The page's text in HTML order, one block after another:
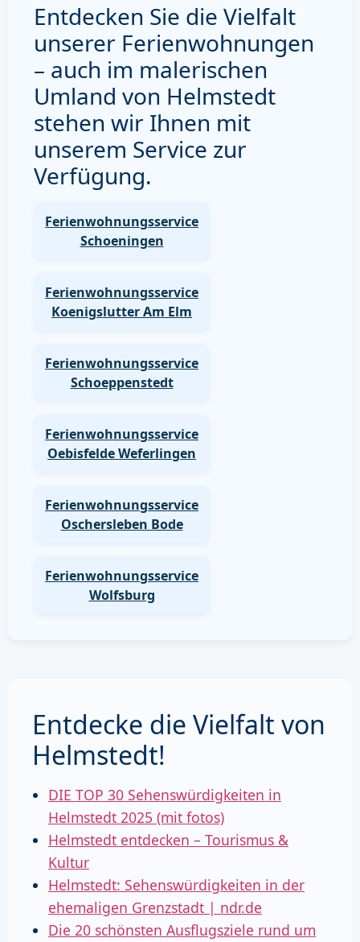
Entdecken Sie die Vielfalt
unserer Ferienwohnungen
– auch im malerischen
Umland von Helmstedt
stehen wir Ihnen mit
unserem Service zur
Verfügung.
Ferienwohnungsservice
Schoeningen
Ferienwohnungsservice
Koenigslutter Am Elm
Ferienwohnungsservice
Schoeppenstedt
Ferienwohnungsservice
Oebisfelde Weferlingen
Ferienwohnungsservice
Oschersleben Bode
Ferienwohnungsservice
Wolfsburg
Entdecke die Vielfalt von
Helmstedt!
DIE TOP 30 Sehenswürdigkeiten in
Helmstedt 2025 (mit fotos)
Helmstedt entdecken – Tourismus &
Kultur
Helmstedt: Sehenswürdigkeiten in der
ehemaligen Grenzstadt | ndr.de
Die 20 schönsten Ausflugsziele rund um